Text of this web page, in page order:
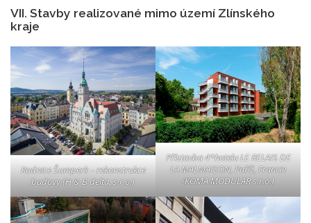
VII. Stavby realizované mimo území Zlínského
kraje
Radnice Šumperk – rekonstrukce
budovy (H & B delta, s.r.o.)
Přístavba 4*hotelu LE RELAIS DE
LA MALMAISON, Paříž, Francie
(KOMA MODULAR s.r.o.)